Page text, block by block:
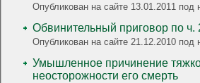
Опубликован на сайте 13.01.2011
Обвинительный приговор по ч.
Опубликован на сайте 21.12.2010
Умышленное причинение
неосторожности его смерть